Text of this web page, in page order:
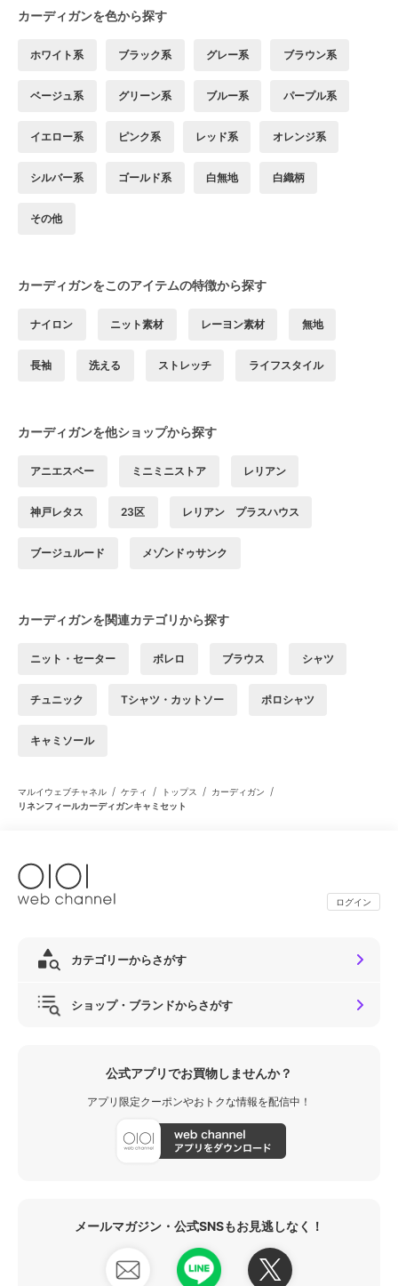
カーディガンを色から探す
ホワイト系 ブラック系 グレー系 ブラウン系
ベージュ系 グリーン系 ブルー系 パープル系
イエロー系 ピンク系 レッド系 オレンジ系
シルバー系 ゴールド系 白無地 白織柄
その他
カーディガンをこのアイテムの特徴から探す
ナイロン ニット素材 レーヨン素材 無地
長袖 洗える ストレッチ ライフスタイル
カーディガンを他ショップから探す
アニエスベー ミニミニストア レリアン
神戸レタス 23区 レリアン プラスハウス
ブージュルード メゾンドゥサンク
カーディガンを関連カテゴリから探す
ニット・セーター ボレロ ブラウス シャツ
チュニック Tシャツ・カットソー ポロシャツ
キャミソール
マルイウェブチャネル / ケティ / トップス / カーディガン /
リネンフィールカーディガンキャミセット
ログイン
カテゴリーからさがす
ショップ・ブランドからさがす
公式アプリでお買物しませんか？
アプリ限定クーポンやおトクな情報を配信中！
メールマガジン・公式SNSもお見逃しなく！